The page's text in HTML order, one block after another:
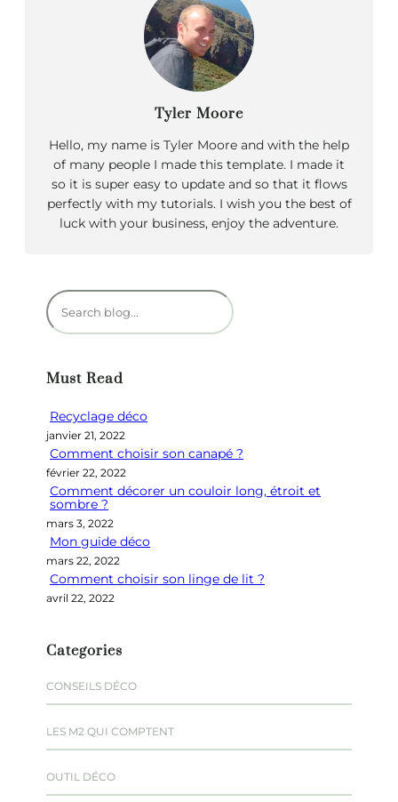
Tyler Moore
Hello, my name is Tyler Moore and with the help
of many people I made this template. I made it
so it is super easy to update and so that it flows
perfectly with my tutorials. I wish you the best of
luck with your business, enjoy the adventure.
R
e
e
c
h
e
Must Read
Recyclage déco
janvier 21, 2022
Comment choisir son canapé ?
février 22, 2022
Comment décorer un couloir long, étroit et
sombre ?
mars 3, 2022
Mon guide déco
mars 22, 2022
Comment choisir son linge de lit ?
avril 22, 2022
Categories
CONSEILS DÉCO
LES M2 QUI COMPTENT
OUTIL DÉCO